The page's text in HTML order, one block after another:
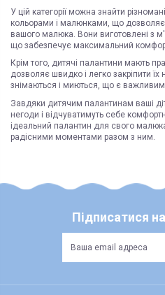
У цій категорії можна знайти
кольорами і малюнками, що
вашого малюка. Вони виготовлені з
що забезпечує максимальний
Крім того, дитячі палантини мають
дозволяє швидко і легко закріпити
знімаються і миються, що є
Завдяки дитячим палантинам ваші
негоди і відчуватимуть себе
ідеальний палантин для свого
радісними моментами разом з ним.
Підписатися